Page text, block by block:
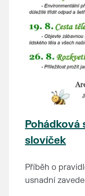
Pohádková
slovíček
Příběh o
usnadní